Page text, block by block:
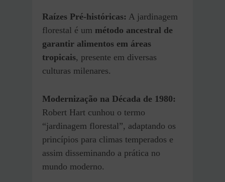
Raízes Pré-históricas: A jardinagem
florestal é um método ancestral de
garantir alimentos em áreas
tropicais, presente em diversas
culturas milenares.
Modernização na Década de 1980:
Robert Hart cunhou o termo
“jardinagem florestal”, adaptando os
princípios para climas temperados e
assim disseminando a prática no
mundo moderno.